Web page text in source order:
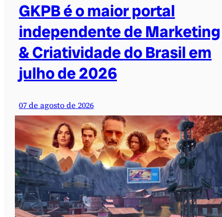
GKPB é o maior portal
independente de Marketing
& Criatividade do Brasil em
julho de 2026
07 de agosto de 2026